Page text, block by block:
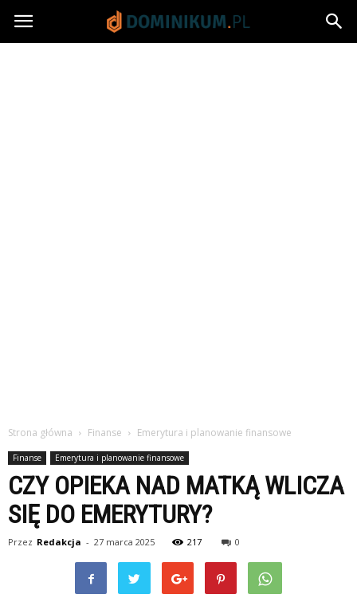
Dominikum.pl
Strona główna Finanse Emerytura i planowanie finansowe
Finanse Emerytura i planowanie finansowe
CZY OPIEKA NAD MATKĄ WLICZA
SIĘ DO EMERYTURY?
Przez Redakcja - 27 marca 2025 217 0